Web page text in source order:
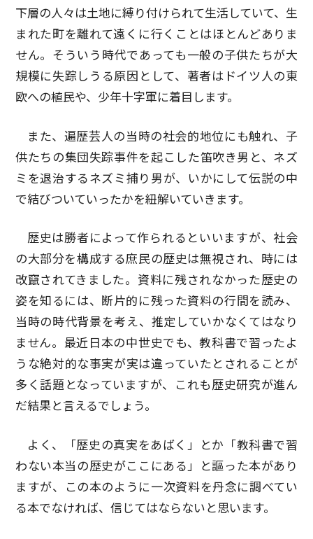
下層の人々は土地に縛り付けられて生活していて、生
まれた町を離れて遠くに行くことはほとんどありま
せん。そういう時代であっても一般の子供たちが大
規模に失踪しうる原因として、著者はドイツ人の東
欧への植民や、少年十字軍に着目します。
また、遍歴芸人の当時の社会的地位にも触れ、子
供たちの集団失踪事件を起こした笛吹き男と、ネズ
ミを退治するネズミ捕り男が、いかにして伝説の中
で結びついていったかを紐解いていきます。
歴史は勝者によって作られるといいますが、社会
の大部分を構成する庶民の歴史は無視され、時には
改竄されてきました。資料に残されなかった歴史の
姿を知るには、断片的に残った資料の行間を読み、
当時の時代背景を考え、推定していかなくてはなり
ません。最近日本の中世史でも、教科書で習ったよ
うな絶対的な事実が実は違っていたとされることが
多く話題となっていますが、これも歴史研究が進ん
だ結果と言えるでしょう。
よく、「歴史の真実をあばく」とか「教科書で習
わない本当の歴史がここにある」と謳った本があり
ますが、この本のように一次資料を丹念に調べてい
る本でなければ、信じてはならないと思います。